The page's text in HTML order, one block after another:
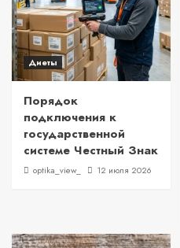
Диеты
Порядок
подключения к
государственной
системе Честный Знак
optika_view_ 12 июля 2026